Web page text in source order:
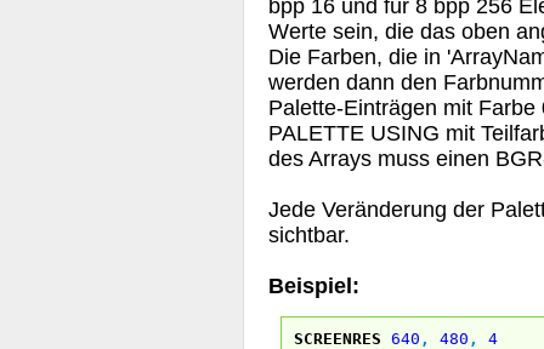
bpp 16 und für 8 bpp 256
Werte sein, die das oben
Die Farben, die in
werden dann den
Palette-Einträgen mit
PALETTE USING mit
des Arrays muss einen
Jede Veränderung der
sichtbar.
Beispiel:
SCREENRES 640 , 480 ,
4